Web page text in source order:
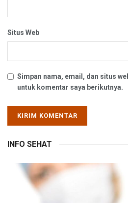
Situs Web
Simpan nama, email, dan situs
untuk komentar saya berikutnya.
INFO SEHAT